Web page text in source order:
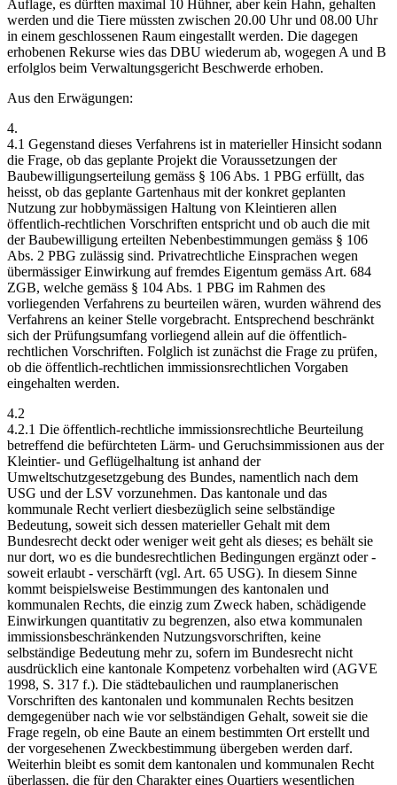
Auflage, es dürften maximal 10 Hühner, aber kein Hahn, gehalten
werden und die Tiere müssten zwischen 20.00 Uhr und 08.00 Uhr
in einem geschlossenen Raum eingestallt werden. Die dagegen
erhobenen Rekurse wies das DBU wiederum ab, wogegen A und B
erfolglos beim Verwaltungsgericht Beschwerde erhoben.
Aus den Erwägungen:
4.
4.1 Gegenstand dieses Verfahrens ist in materieller Hinsicht sodann
die Frage, ob das geplante Projekt die Voraussetzungen der
Baubewilligungserteilung gemäss § 106 Abs. 1 PBG erfüllt, das
heisst, ob das geplante Gartenhaus mit der konkret geplanten
Nutzung zur hobbymässigen Haltung von Kleintieren allen
öffentlich-rechtlichen Vorschriften entspricht und ob auch die mit
der Baubewilligung erteilten Nebenbestimmungen gemäss § 106
Abs. 2 PBG zulässig sind. Privatrechtliche Einsprachen wegen
übermässiger Einwirkung auf fremdes Eigentum gemäss Art. 684
ZGB, welche gemäss § 104 Abs. 1 PBG im Rahmen des
vorliegenden Verfahrens zu beurteilen wären, wurden während des
Verfahrens an keiner Stelle vorgebracht. Entsprechend beschränkt
sich der Prüfungsumfang vorliegend allein auf die öffentlich-
rechtlichen Vorschriften. Folglich ist zunächst die Frage zu prüfen,
ob die öffentlich-rechtlichen immissionsrechtlichen Vorgaben
eingehalten werden.
4.2
4.2.1 Die öffentlich-rechtliche immissionsrechtliche Beurteilung
betreffend die befürchteten Lärm- und Geruchsimmissionen aus der
Kleintier- und Geflügelhaltung ist anhand der
Umweltschutzgesetzgebung des Bundes, namentlich nach dem
USG und der LSV vorzunehmen. Das kantonale und das
kommunale Recht verliert diesbezüglich seine selbständige
Bedeutung, soweit sich dessen materieller Gehalt mit dem
Bundesrecht deckt oder weniger weit geht als dieses; es behält sie
nur dort, wo es die bundesrechtlichen Bedingungen ergänzt oder -
soweit erlaubt - verschärft (vgl. Art. 65 USG). In diesem Sinne
kommt beispielsweise Bestimmungen des kantonalen und
kommunalen Rechts, die einzig zum Zweck haben, schädigende
Einwirkungen quantitativ zu begrenzen, also etwa kommunalen
immissionsbeschränkenden Nutzungsvorschriften, keine
selbständige Bedeutung mehr zu, sofern im Bundesrecht nicht
ausdrücklich eine kantonale Kompetenz vorbehalten wird (AGVE
1998, S. 317 f.). Die städtebaulichen und raumplanerischen
Vorschriften des kantonalen und kommunalen Rechts besitzen
demgegenüber nach wie vor selbständigen Gehalt, soweit sie die
Frage regeln, ob eine Baute an einem bestimmten Ort erstellt und
der vorgesehenen Zweckbestimmung übergeben werden darf.
Weiterhin bleibt es somit dem kantonalen und kommunalen Recht
überlassen, die für den Charakter eines Quartiers wesentlichen